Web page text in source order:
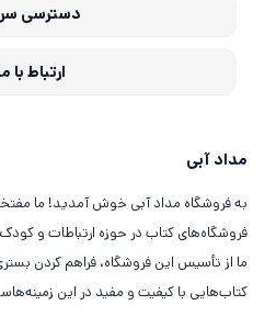
دسترسی
ارتباط با
مداد آبی
به فروشگاه مداد آبی خوش آمدید! ما
فروشگاه‌های کتاب در حوزه ارتباطات و
ما از تأسیس این فروشگاه، فراهم کردن
کتاب‌هایی با کیفیت و مفید در این